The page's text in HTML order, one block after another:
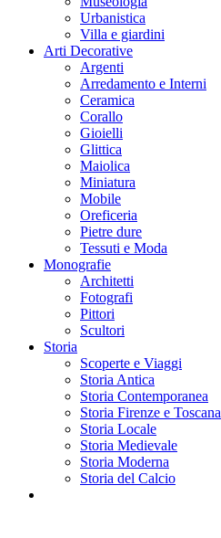
Urbanistica
Villa e giardini
Arti Decorative
Argenti
Arredamento e Interni
Ceramica
Corallo
Gioielli
Glittica
Maiolica
Miniatura
Mobile
Oreficeria
Pietre dure
Tessuti e Moda
Monografie
Architetti
Fotografi
Pittori
Scultori
Storia
Scoperte e Viaggi
Storia Antica
Storia Contemporanea
Storia Firenze e Toscana
Storia Locale
Storia Medievale
Storia Moderna
Storia del Calcio